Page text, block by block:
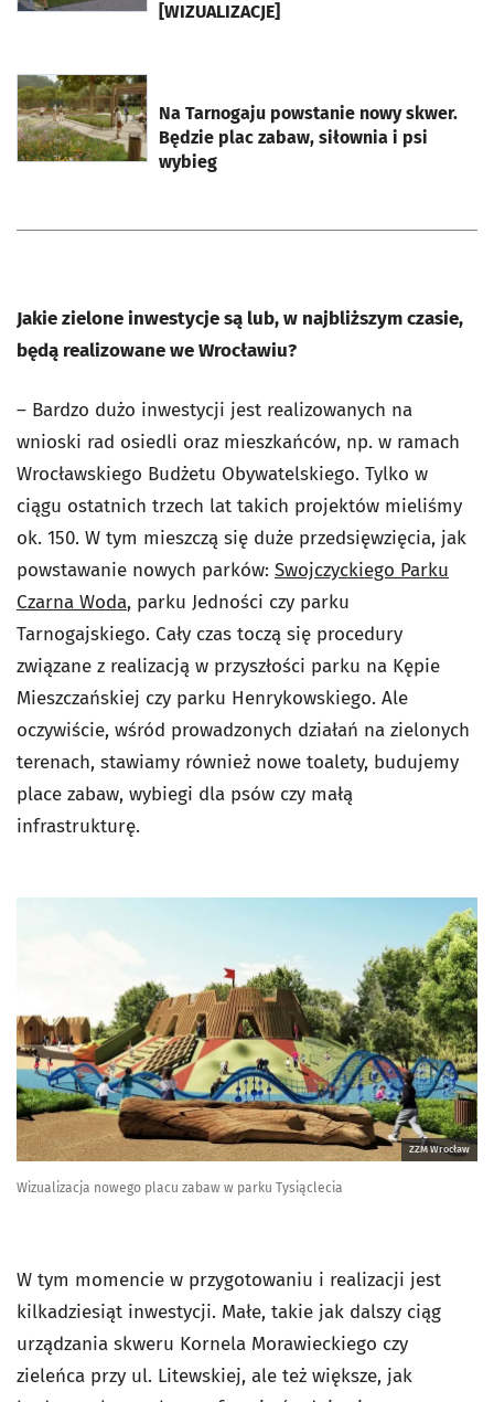
[WIZUALIZACJE]
Na Tarnogaju powstanie nowy skwer.
Będzie plac zabaw, siłownia i psi
wybieg
otworzy się w nowej karcie
Jakie zielone inwestycje są lub, w najbliższym czasie,
będą realizowane we Wrocławiu?
– Bardzo dużo inwestycji jest realizowanych na
wnioski rad osiedli oraz mieszkańców, np. w ramach
Wrocławskiego Budżetu Obywatelskiego. Tylko w
ciągu ostatnich trzech lat takich projektów mieliśmy
ok. 150. W tym mieszczą się duże przedsięwzięcia, jak
powstawanie nowych parków: Swojczyckiego Parku
Czarna Woda, parku Jedności czy parku
Tarnogajskiego. Cały czas toczą się procedury
związane z realizacją w przyszłości parku na Kępie
Mieszczańskiej czy parku Henrykowskiego. Ale
oczywiście, wśród prowadzonych działań na zielonych
terenach, stawiamy również nowe toalety, budujemy
place zabaw, wybiegi dla psów czy małą
infrastrukturę.
ZZM Wrocław
Wizualizacja nowego placu zabaw w parku Tysiąclecia
W tym momencie w przygotowaniu i realizacji jest
kilkadziesiąt inwestycji. Małe, takie jak dalszy ciąg
urządzania skweru Kornela Morawieckiego czy
zieleńca przy ul. Litewskiej, ale też większe, jak